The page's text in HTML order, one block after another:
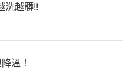
洗越髒!!
溫！